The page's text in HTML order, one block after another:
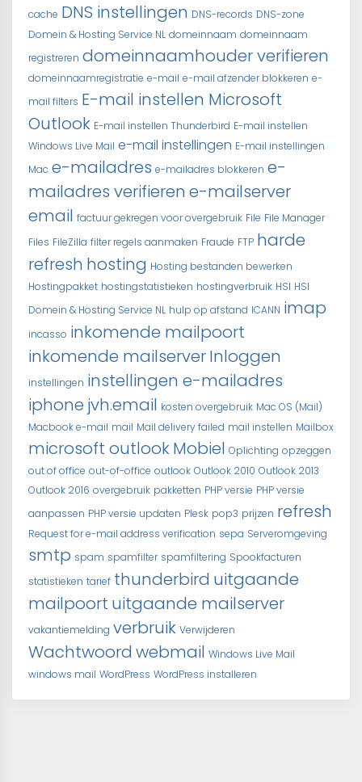
cache DNS instellingen DNS-records DNS-zone
Domein & Hosting Service NL domeinnaam domeinnaam
registreren domeinnaamhouder verifieren
domeinnaamregistratie e-mail e-mail afzender blokkeren e-
mail filters E-mail instellen Microsoft
Outlook E-mail instellen Thunderbird E-mail instellen
Windows Live Mail e-mail instellingen E-mail instellingen
Mac e-mailadres e-mailadres blokkeren e-
mailadres verifieren e-mailserver
email factuur gekregen voor overgebruik File File Manager
Files FileZilla filter regels aanmaken Fraude FTP harde
refresh hosting Hosting bestanden bewerken
Hostingpakket hostingstatistieken hostingverbruik HSI HSI
Domein & Hosting Service NL hulp op afstand ICANN imap
incasso inkomende mailpoort
inkomende mailserverInloggen
instellingen instellingen e-mailadres
iphone jvh.email kosten overgebruik Mac OS (Mail)
Macbook e-mail mail Mail delivery failed mail instellen Mailbox
microsoft outlookMobiel Oplichting opzeggen
out of office out-of-office outlook Outlook 2010 Outlook 2013
Outlook 2016 overgebruik pakketten PHP versie PHP versie
aanpassen PHP versie updaten Plesk pop3 prijzen refresh
Request for e-mail address verification sepa Serveromgeving
smtp spam spamfilter spamfiltering Spookfacturen
statistieken tarief thunderbird uitgaande
mailpoort uitgaande mailserver
vakantiemelding verbruik Verwijderen
Wachtwoord webmail Windows Live Mail
windows mail WordPress WordPress installeren